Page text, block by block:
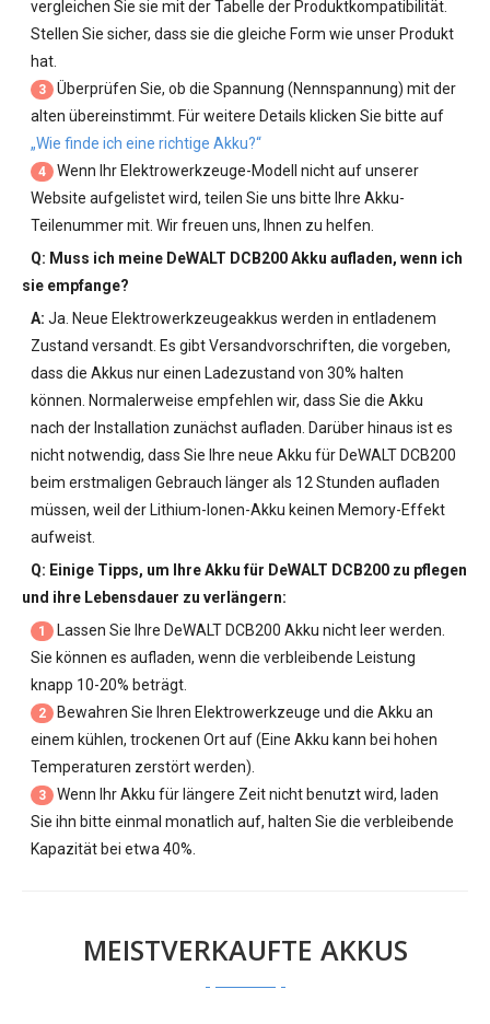
vergleichen Sie sie mit der Tabelle der Produktkompatibilität.
Stellen Sie sicher, dass sie die gleiche Form wie unser Produkt
hat.
3
Überprüfen Sie, ob die Spannung (Nennspannung) mit der
alten übereinstimmt. Für weitere Details klicken Sie bitte auf
„Wie finde ich eine richtige Akku?“
4
Wenn Ihr Elektrowerkzeuge-Modell nicht auf unserer
Website aufgelistet wird, teilen Sie uns bitte Ihre Akku-
Teilenummer mit. Wir freuen uns, Ihnen zu helfen.
Q: Muss ich meine DeWALT DCB200 Akku aufladen, wenn ich
sie empfange?
A: Ja. Neue Elektrowerkzeugeakkus werden in entladenem
Zustand versandt. Es gibt Versandvorschriften, die vorgeben,
dass die Akkus nur einen Ladezustand von 30% halten
können. Normalerweise empfehlen wir, dass Sie die Akku
nach der Installation zunächst aufladen. Darüber hinaus ist es
nicht notwendig, dass Sie Ihre neue Akku für DeWALT DCB200
beim erstmaligen Gebrauch länger als 12 Stunden aufladen
müssen, weil der Lithium-Ionen-Akku keinen Memory-Effekt
aufweist.
Q: Einige Tipps, um IhreAkku für DeWALT DCB200 zu pflegen
und ihre Lebensdauer zu verlängern:
1 Lassen Sie Ihre DeWALT DCB200 Akku nicht leer werden.
Sie können es aufladen, wenn die verbleibende Leistung
knapp 10-20% beträgt.
2
Bewahren Sie Ihren Elektrowerkzeuge und die Akku an
einem kühlen, trockenen Ort auf (Eine Akku kann bei hohen
Temperaturen zerstört werden).
3
Wenn Ihr Akku für längere Zeit nicht benutzt wird, laden
Sie ihn bitte einmal monatlich auf, halten Sie die verbleibende
Kapazität bei etwa 40%.
MEISTVERKAUFTE AKKUS